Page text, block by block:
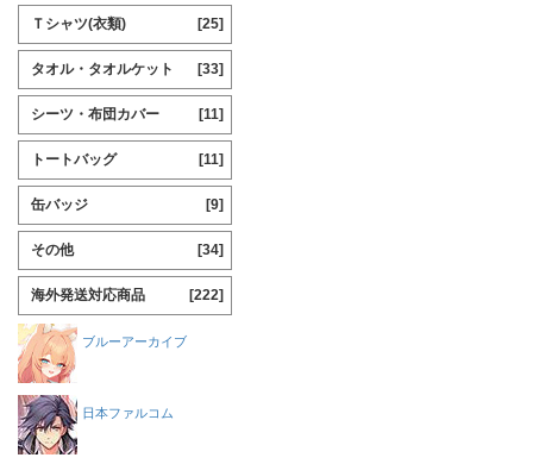
Ｔシャツ(衣類) [25]
タオル・タオルケット [33]
シーツ・布団カバー [11]
トートバッグ [11]
缶バッジ [9]
その他 [34]
海外発送対応商品 [222]
ブルーアーカイブ
日本ファルコム